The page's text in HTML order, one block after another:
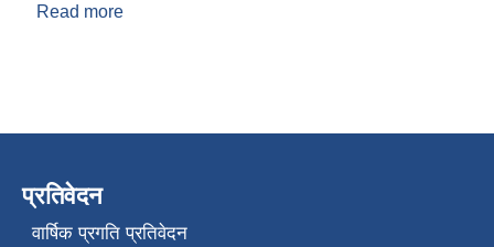
Read more
प्रतिवेदन
वार्षिक प्रगति प्रतिवेदन